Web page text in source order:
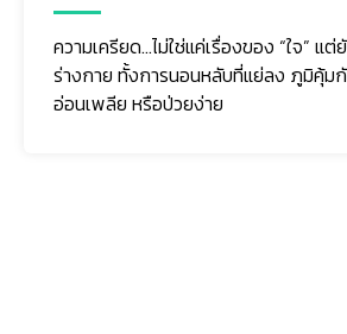
ความเครียด…ไม่ใช่แค่เรื่องของ “ใจ” แ
ร่างกาย ทั้งการนอนหลับที่แย่ลง ภูมิคุ้ม
อ่อนเพลีย หรือป่วยง่าย